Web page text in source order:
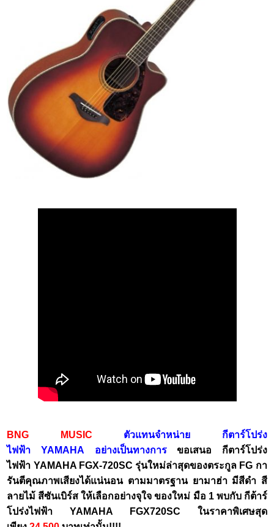
BNG MUSIC ตัวแทนจำหน่าย กีตาร์โปร่ง
ไฟฟ้า YAMAHA อย่างเป็นทางการขอเสนอ กีตาร์โปร่ง
ไฟฟ้า YAMAHA FGX-720SC รุ่นใหม่ล่าสุดของตระกูล FG กา
รันตีคุณภาพเสียงได้แน่นอน ตามมาตรฐาน ยามาฮ่า มีสีดำ สี
ลายไม้ สีซันเบิร์ส ให้เลือกอย่างจุใจ ของใหม่ มือ 1 พบกับ กีต้าร์
โปร่งไฟฟ้า YAMAHA FGX720SC ในราคาพิเศษสุด